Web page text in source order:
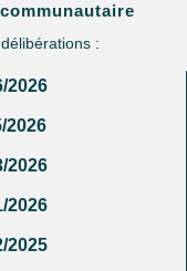
:
2026
2026
2026
2026
2025